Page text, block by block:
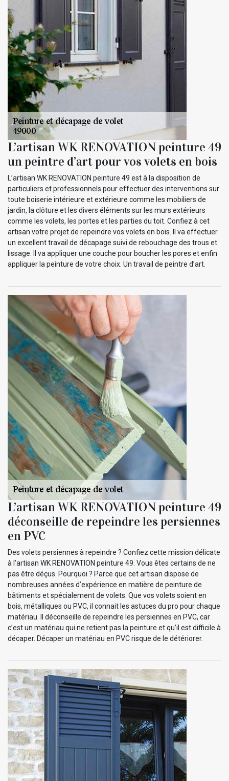
L’artisan WK RENOVATION peinture 49
un peintre d’art pour vos volets en bois
L’artisan WK RENOVATION peinture 49 est à la disposition de
particuliers et professionnels pour effectuer des interventions sur
toute boiserie intérieure et extérieure comme les mobiliers de
jardin, la clôture et les divers éléments sur les murs extérieurs
comme les volets, les portes et les parties du toit. Confiez à cet
artisan votre projet de repeindre vos volets en bois. Il va effectuer
un excellent travail de décapage suivi de rebouchage des trous et
lissage. Il va appliquer une couche pour boucher les pores et enfin
appliquer la peinture de votre choix. Un travail de peintre d’art.
L’artisan WK RENOVATION peinture 49
déconseille de repeindre les persiennes
en PVC
Des volets persiennes à repeindre ? Confiez cette mission délicate
à l’artisan WK RENOVATION peinture 49. Vous êtes certains de ne
pas être déçus. Pourquoi ? Parce que cet artisan dispose de
nombreuses années d’expérience en matière de peinture de
bâtiments et spécialement de volets. Que vos volets soient en
bois, métalliques ou PVC, il connait les astuces du pro pour chaque
matériau. Il déconseille de repeindre les persiennes en PVC, car
c’est un matériau qui ne retient pas la peinture et qu’il est difficile à
décaper. Décaper un matériau en PVC risque de le détériorer.